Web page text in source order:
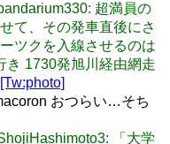
超満員の
て、その発車直後にさ
ツクを入線させるのは
き 1730発旭川経由網走
[Tw:photo]
おつらい…そち
「大学